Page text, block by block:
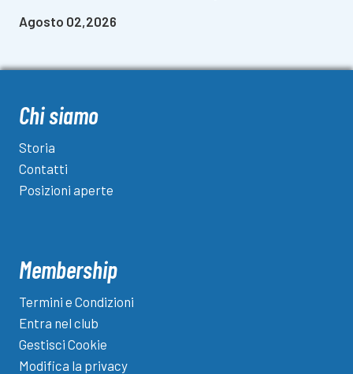
Agosto 02,2026
Chi siamo
Storia
Contatti
Posizioni aperte
Membership
Termini e Condizioni
Entra nel club
Gestisci Cookie
Modifica la privacy